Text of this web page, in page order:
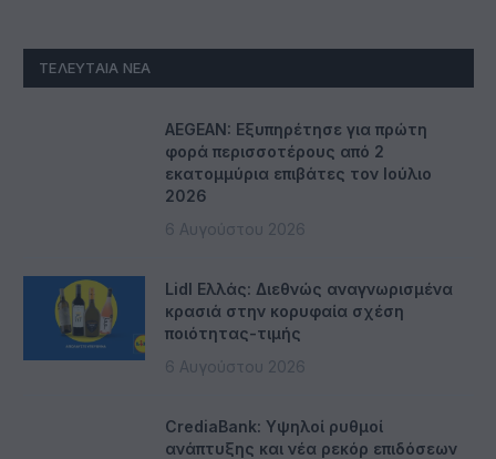
ΤΕΛΕΥΤΑΊΑ ΝΈΑ
AEGEAN: Εξυπηρέτησε για πρώτη
φορά περισσοτέρους από 2
εκατομμύρια επιβάτες τον Ιούλιο
2026
6 Αυγούστου 2026
Lidl Ελλάς: Διεθνώς αναγνωρισμένα
κρασιά στην κορυφαία σχέση
ποιότητας-τιμής
6 Αυγούστου 2026
CrediaBank: Υψηλοί ρυθμοί
ανάπτυξης και νέα ρεκόρ επιδόσεων